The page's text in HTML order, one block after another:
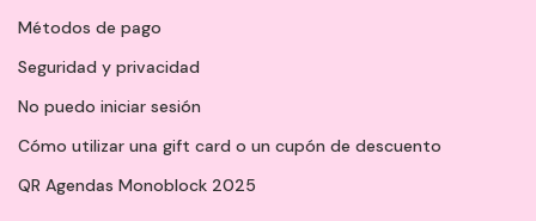
Métodos de pago
Seguridad y privacidad
No puedo iniciar sesión
Cómo utilizar una gift card o un cupón de descuento
QR Agendas Monoblock 2025